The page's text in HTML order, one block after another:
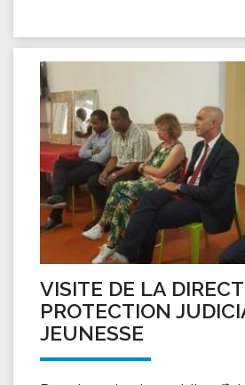
VISITE DE LA
PROTECTION
JEUNESSE